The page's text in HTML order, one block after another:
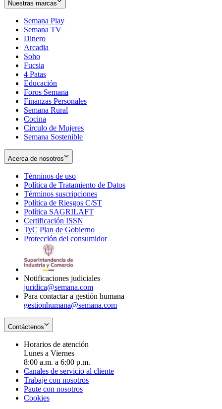
Nuestras marcas
Semana Play
Semana TV
Dinero
Arcadia
Soho
in
new
window
Fucsia
in
new
window
4 Patas
Educación
Foros Semana
Finanzas Personales
Semana Rural
Cocina
Círculo de Mujeres
Semana Sostenible
Acerca de nosotros
Términos de uso
in
new
window
Política de Tratamiento de Datos
Términos suscripciones
in
Política de Riesgos C/ST
Política SAGRILAFT
new
window
Certificación ISSN
in
new
TyC Plan de Gobierno
in
Protección del consumidorOpens
Notificaciones judiciales
juridica@semana.com
Para contactar a gestión humana
gestionhumana@semana.com
Contáctenos
Horarios de atención
Lunes a Viernes
8:00 a.m. a 6:00 p.m.
Canales de servicio al cliente
Trabaje con nosotros
Paute con nosotros
Cookies